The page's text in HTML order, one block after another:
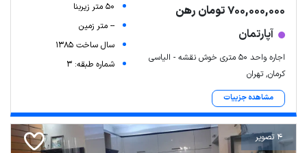
700,000,000 تومان رهن
آپارتمان
اجاره واحد ۵۰ متری خوش نقشه - الیاسی
کرمان, تهران
مشاهده جزییات
50 متر زیربنا
-- متر زمین
سال ساخت 1385
شماره طبقه: 3
4 تصویر